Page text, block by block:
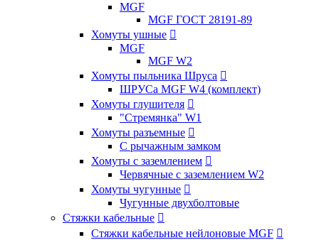
MGF
MGF ГОСТ 28191-89
Хомуты ушные 
MGF
MGF W2
Хомуты пыльника Шруса 
ШРУСа MGF W4 (комплект)
Хомуты глушителя 
"Стремянка" W1
Хомуты разъемные 
С рычажным замком
Хомуты с заземлением 
Червячные с заземлением W2
Хомуты чугунные 
Чугунные двухболтовые
Стяжки кабельные 
Стяжки кабельные нейлоновые MGF 